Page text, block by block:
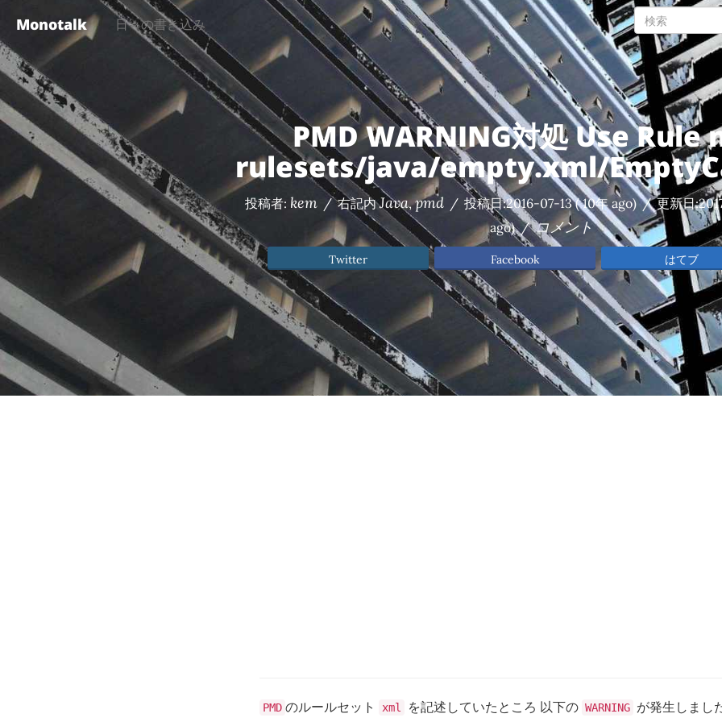
Monotalk 日々の書き込み
PMD WARNING対処 Use Rule
rulesets/java/empty.xml/
投稿者: kem / 右記内Java,pmd / 投稿日:2016-07-13( 10年 ago) / 更新日:
ago) / コメント
Twitter Facebook はてブ
PMD のルールセット xml を記述していたところ 以下の WARNING が発生しまし